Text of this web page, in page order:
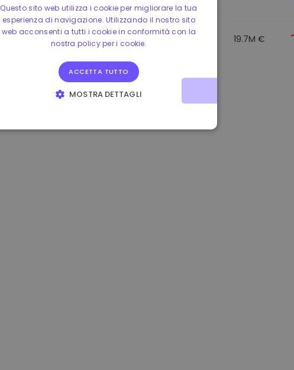
-4.80% 19.7M €
Questo sito web utilizza i cookie per migliorare la tua
esperienza di navigazione. Utilizzando il nostro sito
web acconsenti a tutti i cookie in conformità con la
nostra policy per i cookie.
ACCETTA TUTTO
MOSTRA DETTAGLI